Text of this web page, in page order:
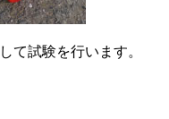
て試験を行います。